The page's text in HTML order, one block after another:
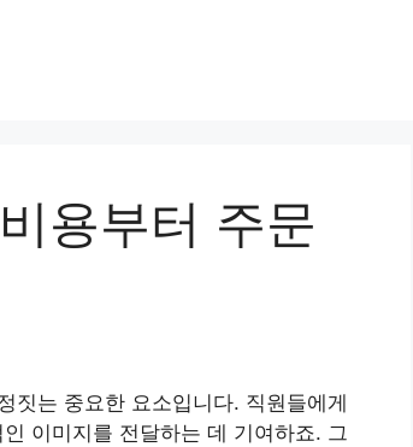
용부터 주문
짓는 중요한 요소입니다. 직원들에게
이미지를 전달하는 데 기여하죠. 그